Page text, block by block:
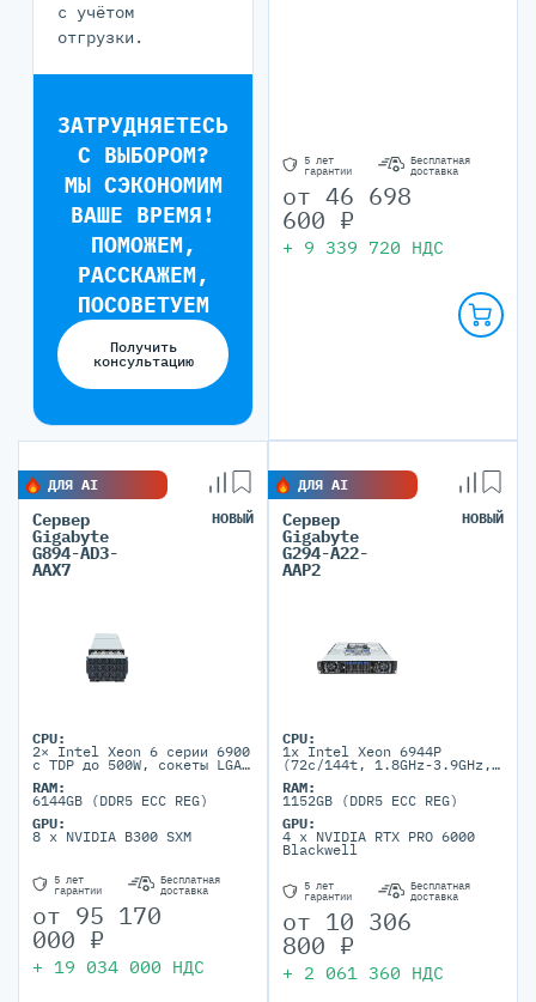
с учётом
отгрузки.
ЗАТРУДНЯЕТЕСЬ
С ВЫБОРОМ?
МЫ СЭКОНОМИМ
ВАШЕ ВРЕМЯ!
ПОМОЖЕМ,
РАССКАЖЕМ,
ПОСОВЕТУЕМ
Получить
консультацию
5 лет
гарантии
Бесплатная
доставка
от 46 698
600 ₽
+ 9 339 720 НДС
ДЛЯ AI
Сервер
Gigabyte
G894-AD3-
AAX7
НОВЫЙ
CPU:
2× Intel Xeon 6 серии 6900
с TDP до 500W, сокеты LGA
RAM:
6144GB (DDR5 ECC REG)
GPU:
8 x NVIDIA B300 SXM
5 лет
гарантии
Бесплатная
доставка
от 95 170
000 ₽
+ 19 034 000 НДС
ДЛЯ AI
Сервер
Gigabyte
G294-A22-
AAP2
НОВЫЙ
CPU:
1x Intel Xeon 6944P
(72c/144t, 1.8GHz-3.9GHz,
RAM:
1152GB (DDR5 ECC REG)
GPU:
4 x NVIDIA RTX PRO 6000
Blackwell
5 лет
гарантии
Бесплатная
доставка
от 10 306
800 ₽
+ 2 061 360 НДС